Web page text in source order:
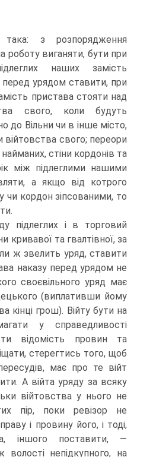
з розпорядження
роботу виганяти, бути при
наших замість
урядом ставити, при
пристава стояти над
свого, коли будуть
до Вільни чи в інше місто,
свого; переори
найманих, стіни кордонів та
між підлеглими нашими
а якщо від котрого
чи кордон зіпсованими, то
підлеглих і в торговий
кривавої та гвалтівної, за
ж звелить уряд, ставити
наказу перед урядом не
своєвільного уряд має
(виплативши йому
кінці грош). Війту бути на
у справедливості
відомість провин та
стерегтись того, щоб
має про те війт
A війта уряду за всяку
війтовства у нього не
пір, поки ревізор не
і провину його, і тоді,
іншого поставити, —
волості непідкупного, на